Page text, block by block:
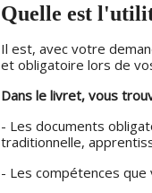
Quelle est
Il est, avec votre
et obligatoire lors de
Dans le livret, vous
- Les documents
traditionnelle,
- Les compétences